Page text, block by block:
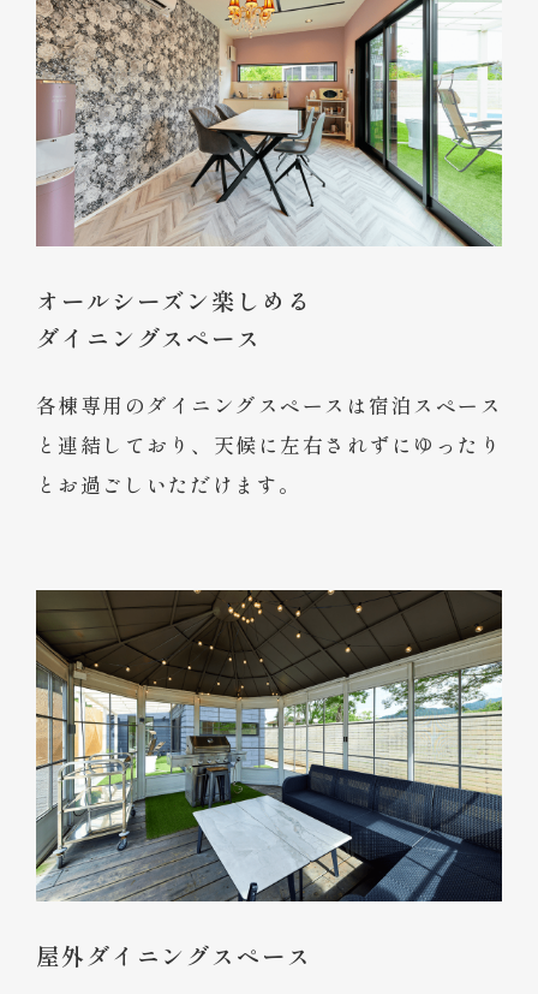
オールシーズン楽しめる
ダイニングスペース
各棟専用のダイニングスペースは宿泊スペース
と連結しており、天候に左右されずにゆったり
とお過ごしいただけます。
屋外ダイニングスペース